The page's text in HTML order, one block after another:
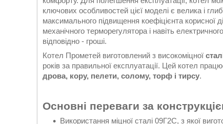
ключових особливостей цієї моделі є велика і
максимального підвищення коефіцієнта корисної
механічного терморегулятора і навіть
відповідно - гроші.
Котел Прометей виготовлений з високоміцної
років за правильної експлуатації. Цей котел
дрова, кору, пелети, солому, торф і тирсу.
Основні переваги за
Використання міцної сталі 09Г2С, з якої